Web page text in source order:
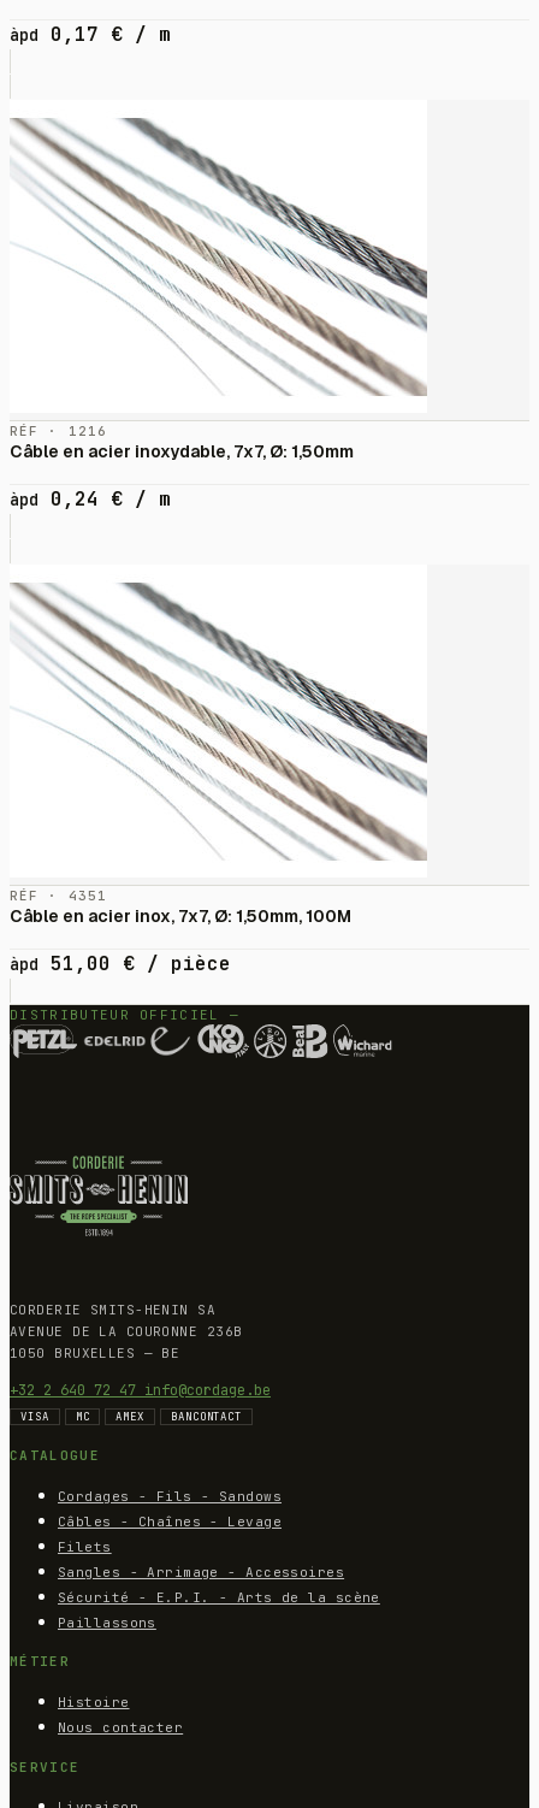
àpd 0,17 € / m
RÉF · 1216
Câble en acier inoxydable, 7x7, Ø: 1,50mm
àpd 0,24 € / m
RÉF · 4351
Câble en acier inox, 7x7, Ø: 1,50mm, 100M
àpd 51,00 € / pièce
DISTRIBUTEUR OFFICIEL —
CORDERIE SMITS-HENIN SA
AVENUE DE LA COURONNE 236B
1050 BRUXELLES — BE
+32 2 640 72 47 info@cordage.be
VISA MC AMEX BANCONTACT
CATALOGUE
Cordages - Fils - Sandows
Câbles - Chaînes - Levage
Filets
Sangles - Arrimage - Accessoires
Sécurité - E.P.I. - Arts de la scène
Paillassons
MÉTIER
Histoire
Nous contacter
SERVICE